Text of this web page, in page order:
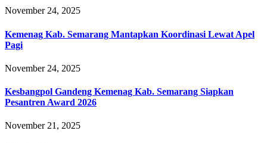
November 24, 2025
Kemenag Kab. Semarang Mantapkan Koordinasi Lewat Apel
Pagi
November 24, 2025
Kesbangpol Gandeng Kemenag Kab. Semarang Siapkan
Pesantren Award 2026
November 21, 2025